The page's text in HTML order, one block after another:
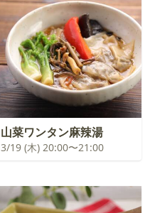
山菜ワンタン麻辣湯
3/19 (木) 20:00〜21:00